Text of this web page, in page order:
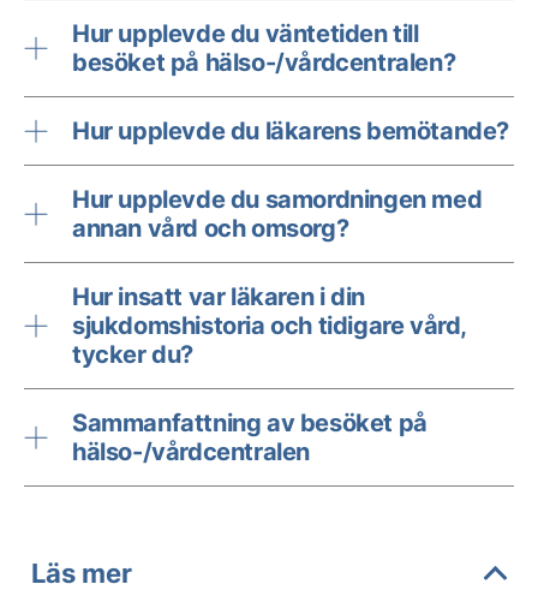
Hur upplevde du väntetiden till
besöket på hälso-/vårdcentralen?
Hur upplevde du läkarens bemötande?
Hur upplevde du samordningen med
annan vård och omsorg?
Hur insatt var läkaren i din
sjukdomshistoria och tidigare vård,
tycker du?
Sammanfattning av besöket på
hälso-/vårdcentralen
Läs mer